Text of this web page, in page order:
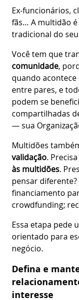
Ex-funcionários,
fãs… A multidão
tradicional do
Você tem que
comunidade,
quando
entre pares, e
podem se
compartilhadas
— sua
Multidões
validação.
às multidões.
pensar
financiamento
crowdfunding;
Essa etapa pede
orientado para
negócio.
Defina e
interesse